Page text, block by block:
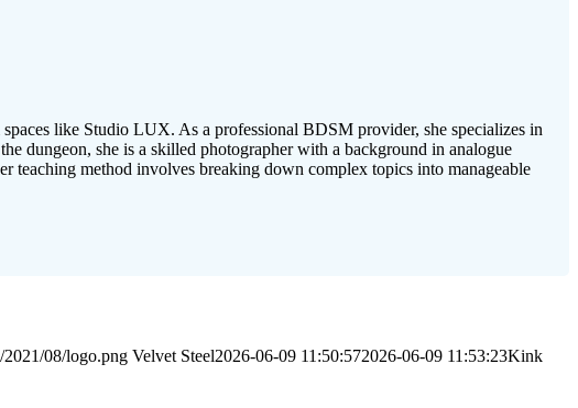
like Studio LUX. As a professional BDSM provider, she specializes in
dungeon, she is a skilled photographer with a background in analogue
teaching method involves breaking down complex topics into manageable
2021/08/logo.png Velvet Steel2026-06-09 11:50:572026-06-09 11:53:23Kink